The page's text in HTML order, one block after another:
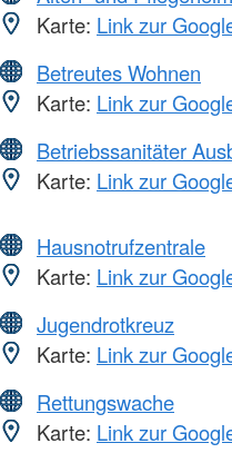
Karte: Link zur
Betreutes Wohnen
Karte: Link zur
Betriebssanitäter
Karte: Link zur
Hausnotrufzentrale
Karte: Link zur
Jugendrotkreuz
Karte: Link zur
Rettungswache
Karte: Link zur